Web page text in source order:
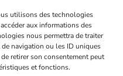
utilisons des technologies
aux informations des
nous permettra de traiter
navigation ou les ID uniques
retirer son consentement peut
et fonctions.